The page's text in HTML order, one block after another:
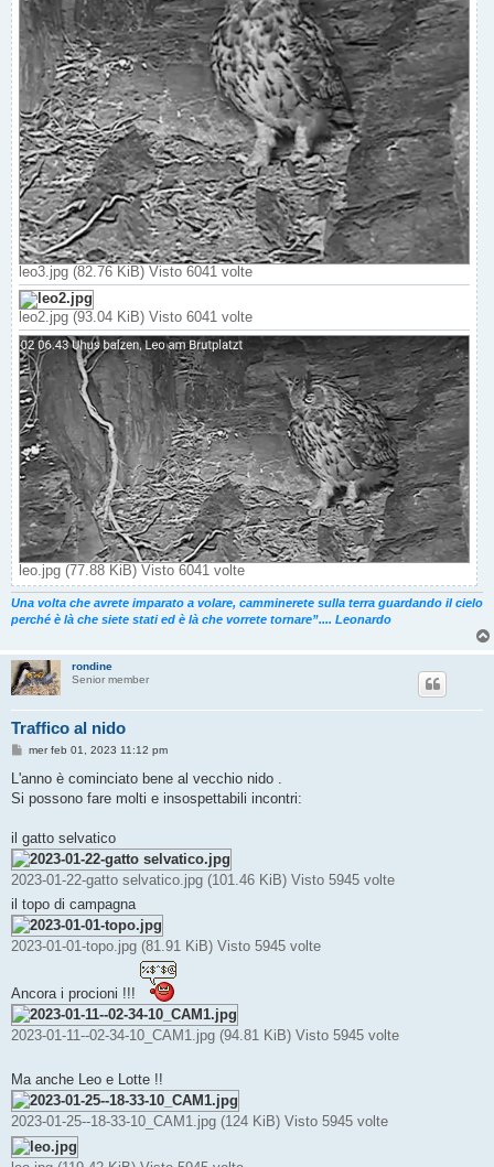
leo3.jpg (82.76 KiB) Visto 6041 volte
leo2.jpg (93.04 KiB) Visto 6041 volte
leo.jpg (77.88 KiB) Visto 6041 volte
Una volta che avrete imparato a volare, camminerete sulla terra guardando il cielo
perché è là che siete stati ed è là che vorrete tornare”.... Leonardo
rondine
Senior member
Traffico al nido
M
s
i
o
mer feb 01, 2023 11:12 pm
L'anno è cominciato bene al vecchio nido .
Si possono fare molti e insospettabili incontri:
il gatto selvatico
2023-01-22-gatto selvatico.jpg (101.46 KiB) Visto 5945 volte
il topo di campagna
2023-01-01-topo.jpg (81.91 KiB) Visto 5945 volte
Ancora i procioni !!!
2023-01-11--02-34-10_CAM1.jpg (94.81 KiB) Visto 5945 volte
Ma anche Leo e Lotte !!
2023-01-25--18-33-10_CAM1.jpg (124 KiB) Visto 5945 volte